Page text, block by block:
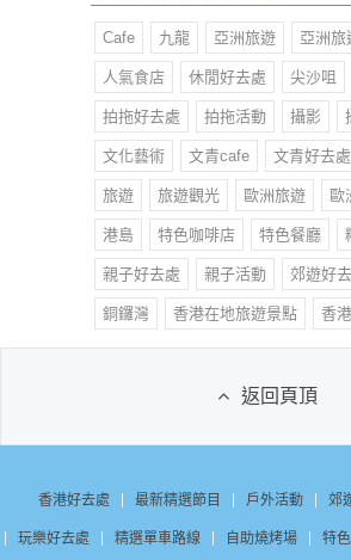
Cafe 九龍 亞洲旅遊 亞洲旅
人氣食店 休閒好去處 尖沙咀
拍拖好去處 拍拖活動 攝影
文化藝術 文青cafe 文青好去處
旅遊 旅遊觀光 歐洲旅遊 歐
港島 特色咖啡店 特色餐廳
親子好去處 親子活動 郊遊好
銅鑼灣 香港在地旅遊景點 香
返回頁頂
香港好去處 最新精選節目 戶外活動 郊
玩樂好去處 精選單車路線 自助燒烤場 特